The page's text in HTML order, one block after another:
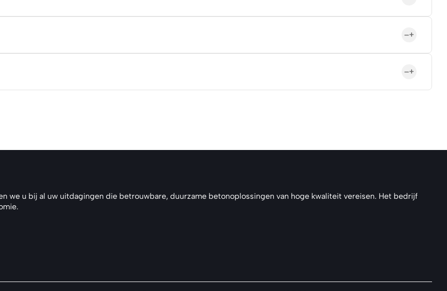
–+
–+
we u bij al uw uitdagingen die betrouwbare, duurzame betonoplossingen van hoge kwaliteit vereisen. Het bedrijf